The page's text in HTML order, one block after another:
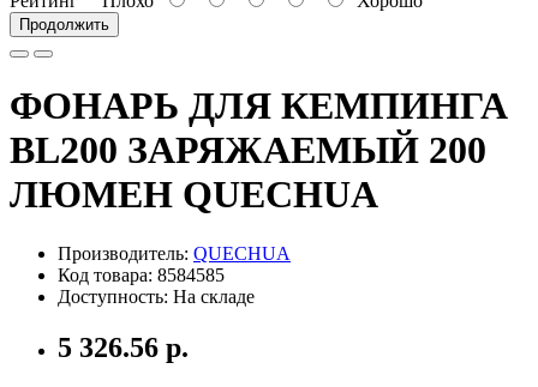
Продолжить
ФОНАРЬ ДЛЯ КЕМПИНГА
BL200 ЗАРЯЖАЕМЫЙ 200
ЛЮМЕН QUECHUA
Производитель: QUECHUA
Код товара: 8584585
Доступность: На складе
5 326.56 р.